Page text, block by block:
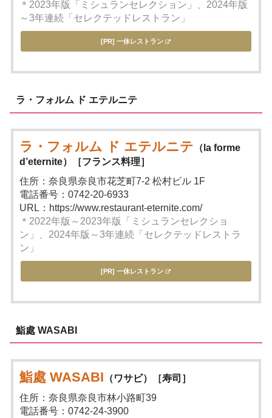
＊2023年版「ミシュランセレクション」、2024年版
～3年連続「セレクテッドレストラン」
[PR] 一休レストラン
ラ・フォルム ド エテルニテ
ラ・フォルム ド エテルニテ （la forme
d’eternite）［フランス料理］
住所：奈良県奈良市花芝町7-2 松村ビル 1F
電話番号：0742-20-6933
URL：https://www.restaurant-eternite.com/
＊2022年版～2023年版「ミシュランセレクショ
ン」、2024年版～3年連続「セレクテッドレストラ
ン」
[PR] 一休レストラン
鮨處 WASABI
鮨處 WASABI （ワサビ）［寿司］
住所：奈良県奈良市林小路町39
電話番号：0742-24-3900